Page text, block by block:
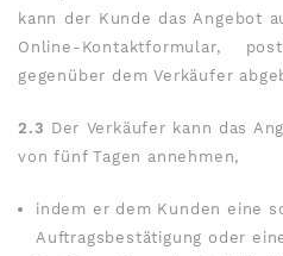
kann der Kunde das Angebot
Online-Kontaktformular,
gegenüber dem Verkäufer
2.3 Der Verkäufer kann das
von fünf Tagen annehmen,
indem er dem Kunden eine
Auftragsbestätigung oder